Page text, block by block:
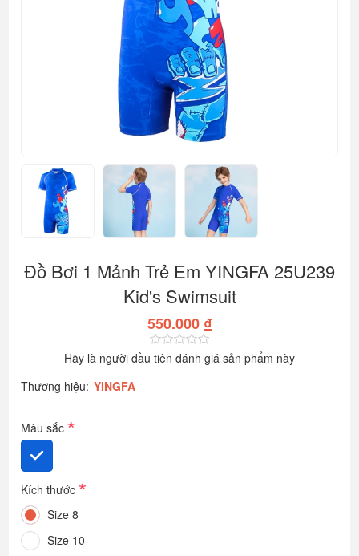
Đồ Bơi 1 Mảnh Trẻ Em YINGFA 25U239
Kid's Swimsuit
550.000 ₫
Hãy là người đầu tiên đánh giá sản phẩm này
Thương hiệu: YINGFA
Màu sắc*
Kích thước*
Size 8
Size 10